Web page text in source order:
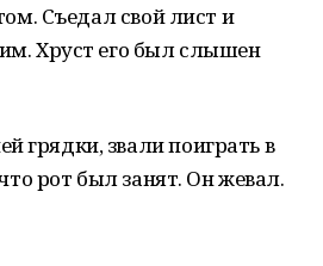
Съедал свой лист и
Хруст его был слышен
грядки, звали поиграть в
рот был занят. Он жевал.